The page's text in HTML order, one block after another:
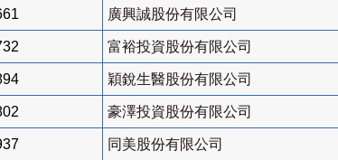
廣興誠股份有限公司
富裕投資股份有限公司
穎銳生醫股份有限公司
豪澤投資股份有限公司
同美股份有限公司